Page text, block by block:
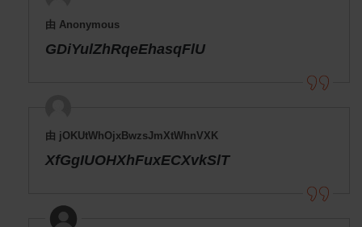
由 Anonymous
GDiYulZhRqeEhasqFlU
由 jOKUtWhOjxBwzsJmXtWhnVXK
XfGgIUOHXhFuxECXvkSlT